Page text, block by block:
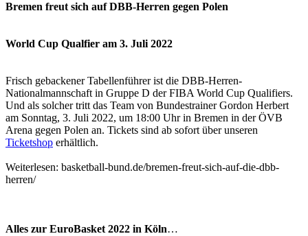
Bremen freut sich auf DBB-Herren gegen Polen
World Cup Qualfier am 3. Juli 2022
Frisch gebackener Tabellenführer ist die DBB-Herren-
Nationalmannschaft in Gruppe D der FIBA World Cup Qualifiers.
Und als solcher tritt das Team von Bundestrainer Gordon Herbert
am Sonntag, 3. Juli 2022, um 18:00 Uhr in Bremen in der ÖVB
Arena gegen Polen an. Tickets sind ab sofort über unseren
Ticketshop erhältlich.
Weiterlesen: basketball-bund.de/bremen-freut-sich-auf-die-dbb-
herren/
Alles zur EuroBasket 2022 in Köln…